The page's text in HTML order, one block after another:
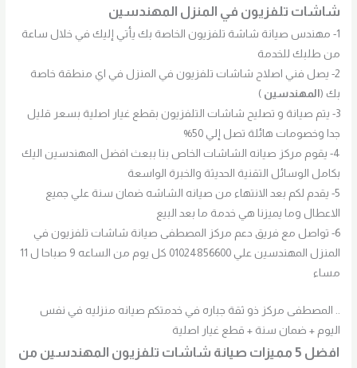
شاشات تلفزيون في المنزل المهندسين
1- مهندس صيانة شاشة تلفزيون الخاصة بك يأتي إليك في خلال ساعة
من طلبك للخدمة
2- يصل فني اصلاح شاشات تلفزيون في المنزل في اي منطقة خاصة
بك (المهندسين)
3- يتم صيانة و تصليح شاشات التلفزيون بقطع غيار اصلية بسعر قليل
جدا وخصومات هائلة تصل إلي 50%
4- يقوم مركز صيانه الشاشات الخاص بنا ببعث افضل المهندسين اليك
بكامل الوسائل التقنية الحديثة والخبرة الواسعة
5- يقدم لكم بعد الانتهاء من صيانه الشاشه ضمان سنة علي جميع
الاعطال وما يميزنا هي خدمة ما بعد البيع
6- تواصل مع فريق دعم مركز المصطفى صيانة شاشات تلفزيون في
المنزل المهندسين علي 01024856600 كل يوم من الساعه 9 صباحا ل 11
مساء
.. المصطفى مركز ذو ثقة جباره في خدمتكم صيانه منزليه في نفس
اليوم + ضمان سنة + قطع غيار اصلية
افضل 5 مميزات صيانة شاشات تلفزيون المهندسين من